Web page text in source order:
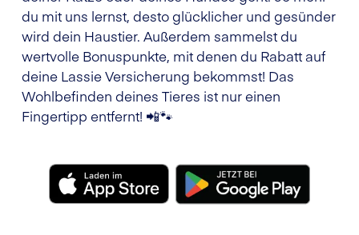
du mit uns lernst, desto glücklicher und gesünder
wird dein Haustier. Außerdem sammelst du
wertvolle Bonuspunkte, mit denen du Rabatt auf
deine Lassie Versicherung bekommst! Das
Wohlbefinden deines Tieres ist nur einen
Fingertipp entfernt! 📲🐾